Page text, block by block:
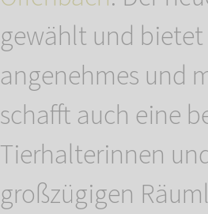
gewählt und
angenehmes und
schafft auch eine
Tierhalterinnen
großzügigen